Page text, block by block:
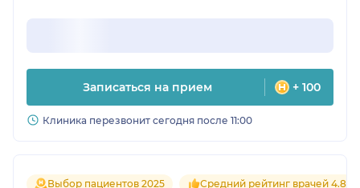
Записаться на прием + 100
Клиника перезвонит сегодня после 11:00
Выбор пациентов 2025 Средний рейтинг врачей 4.8